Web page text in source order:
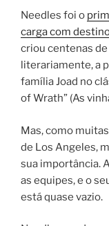
Needles foi o
carga com
criou centenas
literariamente, a
família Joad no
of Wrath” (As
Mas, como
de Los Angeles,
sua importância.
as equipes, e o
está quase vazio.